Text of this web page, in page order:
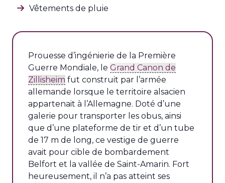
Vêtements de pluie
Prouesse d’ingénierie de la Première
Guerre Mondiale, le Grand Canon de
Zillisheim fut construit par l’armée
allemande lorsque le territoire alsacien
appartenait à l’Allemagne. Doté d’une
galerie pour transporter les obus, ainsi
que d’une plateforme de tir et d’un tube
de 17 m de long, ce vestige de guerre
avait pour cible de bombardement
Belfort et la vallée de Saint-Amarin. Fort
heureusement, il n’a pas atteint ses